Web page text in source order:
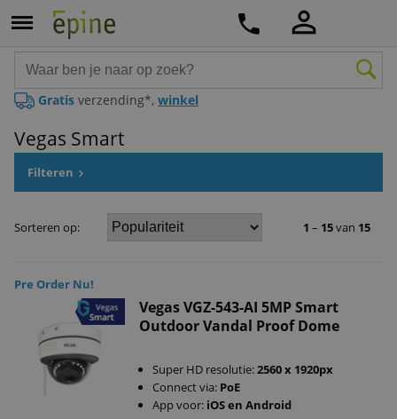
Gratis verzending*, winkel
Vegas Smart
Filteren
Sorteren op: 1 – 15van 15
Pre Order Nu!
Vegas VGZ-543-AI 5MP Smart
Outdoor Vandal Proof Dome
Super HD resolutie:2560 x 1920px
Connect via: PoE
App voor: iOS en Android